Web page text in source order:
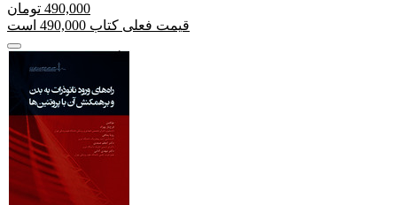
490,000 تومان
قیمت فعلی کتاب 490,000 است